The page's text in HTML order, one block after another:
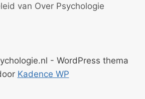
van Over Psychologie
- WordPress thema
Kadence WP